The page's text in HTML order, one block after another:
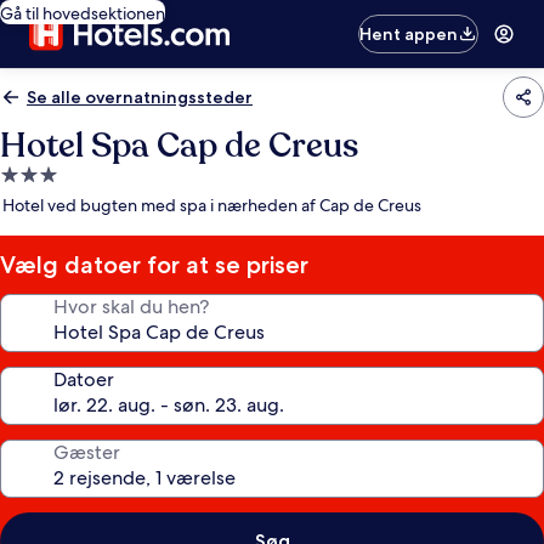
Gå til hovedsektionen
Hent appen
Se alle overnatningssteder
Hotel Spa Cap de Creus
3.0-
stjernet
Hotel ved bugten med spa i nærheden af Cap de Creus
Vælg datoer for at se priser
Hvor skal du hen?
Datoer
Gæster